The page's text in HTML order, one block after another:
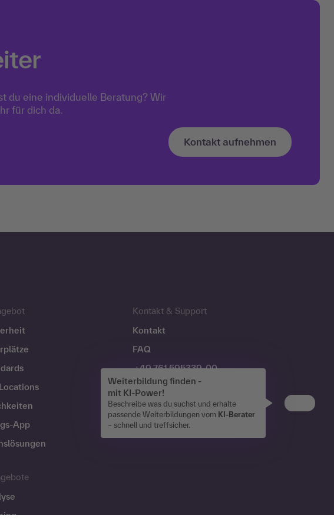
du eine individuelle Beratung? Wir
für dich da.
Kontakt aufnehmen
App
Kontakt & Support
Kontakt
FAQ
+49 761 595339-00
Weiterbildung finden -
mit KI-Power!
Beschreibe was du suchst und erhalte
passende Weiterbildungen vom KI-Berater
– schnell und treffsicher.